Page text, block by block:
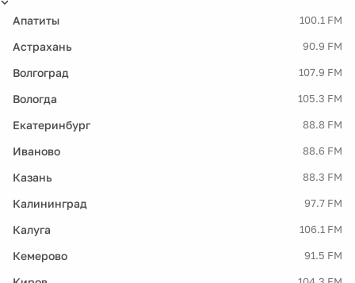
Апатиты 100.1 FM
Астрахань 90.9 FM
Волгоград 107.9 FM
Вологда 105.3 FM
Екатеринбург 88.8 FM
Иваново 88.6 FM
Казань 88.3 FM
Калининград 97.7 FM
Калуга 106.1 FM
Кемерово 91.5 FM